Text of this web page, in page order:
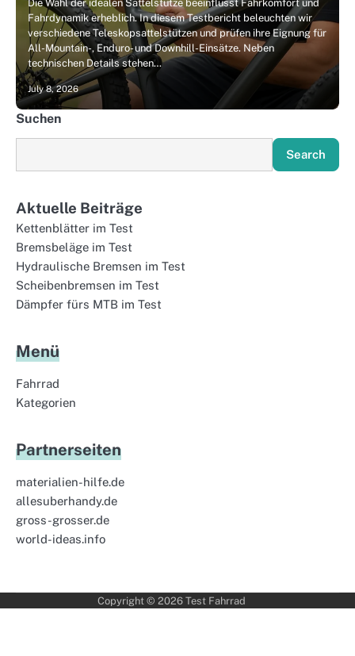
Die Wahl der idealen Sattelstütze beeinflusst Fahrkomfort und
Fahrdynamik erheblich. In diesem Testbericht beleuchten wir
verschiedene Teleskopsattelstützen und prüfen ihre Eignung für
All-Mountain-, Enduro- und Downhill-Einsätze. Neben
technischen Details stehen…
July 8, 2026
Suchen
Search
Aktuelle Beiträge
Kettenblätter im Test
Bremsbeläge im Test
Hydraulische Bremsen im Test
Scheibenbremsen im Test
Dämpfer fürs MTB im Test
Menü
Fahrrad
Kategorien
Partnerseiten
materialien-hilfe.de
allesuberhandy.de
gross-grosser.de
world-ideas.info
Copyright © 2026 Test Fahrrad